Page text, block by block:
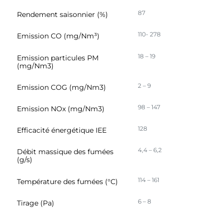
Rendement saisonnier (%) 87
Emission CO (mg/Nm³) 110- 278
Emission particules PM
(mg/Nm3)
18 – 19
Emission COG (mg/Nm3) 2 – 9
Emission NOx (mg/Nm3) 98 – 147
Efficacité énergétique IEE 128
Débit massique des fumées
(g/s)
4,4 – 6,2
Température des fumées (°C) 114 – 161
Tirage (Pa) 6 – 8